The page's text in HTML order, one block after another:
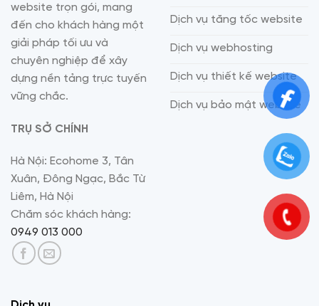
website trọn gói, mang
đến cho khách hàng một
giải pháp tối ưu và
chuyên nghiệp để xây
dựng nền tảng trực tuyến
vững chắc.
TRỤ SỞ CHÍNH
Hà Nội: Ecohome 3, Tân
Xuân, Đông Ngạc, Bắc Từ
Liêm, Hà Nội
Chăm sóc khách hàng:
0949 013 000
Dịch vụ tăng tốc website
Dịch vụ webhosting
Dịch vụ thiết kế website
Dịch vụ bảo mật website